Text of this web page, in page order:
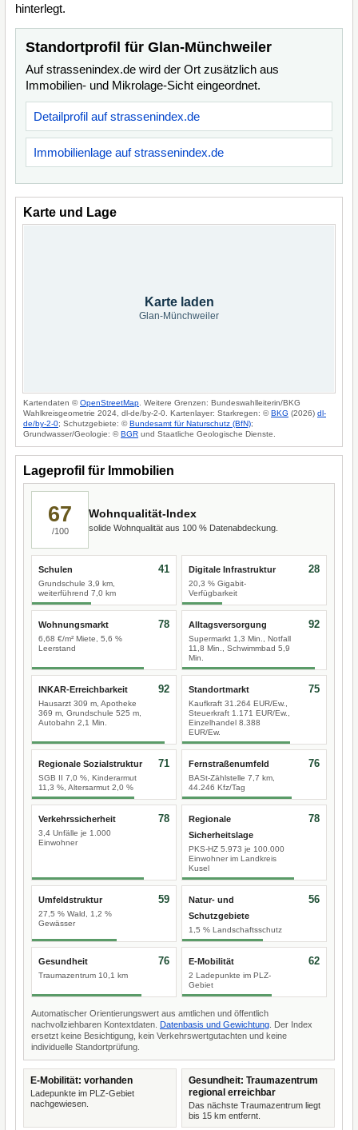
hinterlegt.
Standortprofil für Glan-Münchweiler
Auf strassenindex.de wird der Ort zusätzlich aus
Immobilien- und Mikrolage-Sicht eingeordnet.
Detailprofil auf strassenindex.de
Immobilienlage auf strassenindex.de
Karte und Lage
Karte laden
Glan-Münchweiler
Kartendaten ©OpenStreetMap . Weitere Grenzen: Bundeswahlleiterin/BKG
Wahlkreisgeometrie 2024, dl-de/by-2-0. Kartenlayer: Starkregen: ©BKG (2026) dl-
de/by-2-0; Schutzgebiete: ©Bundesamt für Naturschutz (BfN);
Grundwasser/Geologie: ©BGR und Staatliche Geologische Dienste.
Lageprofil für Immobilien
67
/100
Wohnqualität-Index
solide Wohnqualität aus 100 % Datenabdeckung.
Schulen
Grundschule 3,9 km,
weiterführend 7,0 km
41 Digitale Infrastruktur
20,3 % Gigabit-
Verfügbarkeit
28
Wohnungsmarkt
6,68 €/m² Miete, 5,6 %
Leerstand
78 Alltagsversorgung
Supermarkt 1,3 Min., Notfall
11,8 Min., Schwimmbad 5,9
Min.
92
INKAR-Erreichbarkeit
Hausarzt 309 m, Apotheke
369 m, Grundschule 525 m,
Autobahn 2,1 Min.
92 Standortmarkt
Kaufkraft 31.264 EUR/Ew.,
Steuerkraft 1.171 EUR/Ew.,
Einzelhandel 8.388
EUR/Ew.
75
Regionale Sozialstruktur
SGB II 7,0 %, Kinderarmut
11,3 %, Altersarmut 2,0 %
71 Fernstraßenumfeld
BASt-Zählstelle 7,7 km,
44.246 Kfz/Tag
76
Verkehrssicherheit
3,4 Unfälle je 1.000
Einwohner
78
Regionale
Sicherheitslage
PKS-HZ 5.973 je 100.000
Einwohner im Landkreis
Kusel
78
Umfeldstruktur
27,5 % Wald, 1,2 %
Gewässer
59
Natur- und
Schutzgebiete
1,5 % Landschaftsschutz
56
Gesundheit
Traumazentrum 10,1 km
76 E-Mobilität
2 Ladepunkte im PLZ-
Gebiet
62
Automatischer Orientierungswert aus amtlichen und öffentlich
nachvollziehbaren Kontextdaten. Datenbasis und Gewichtung . Der Index
ersetzt keine Besichtigung, kein Verkehrswertgutachten und keine
individuelle Standortprüfung.
E-Mobilität: vorhanden
Ladepunkte im PLZ-Gebiet
nachgewiesen.
Gesundheit: Traumazentrum
regional erreichbar
Das nächste Traumazentrum liegt
bis 15 km entfernt.